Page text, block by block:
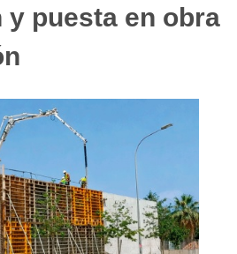
y puesta en obra